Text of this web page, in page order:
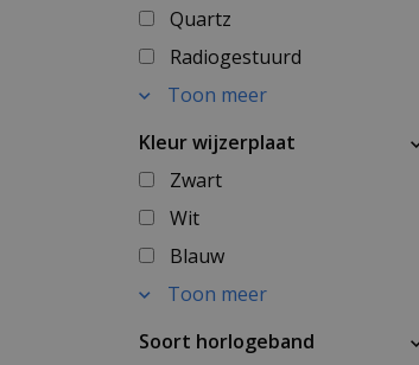
Quartz
Radiogestuurd
Toon meer
Kleur wijzerplaat
Zwart
Wit
Blauw
Toon meer
Soort horlogeband